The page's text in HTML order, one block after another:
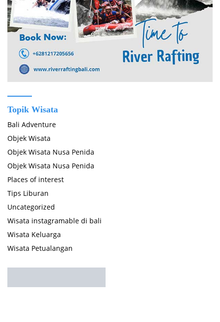
Topik Wisata
Bali Adventure
Objek Wisata
Objek Wisata Nusa Penida
Objek Wisata Nusa Penida
Places of interest
Tips Liburan
Uncategorized
Wisata instagramable di bali
Wisata Keluarga
Wisata Petualangan